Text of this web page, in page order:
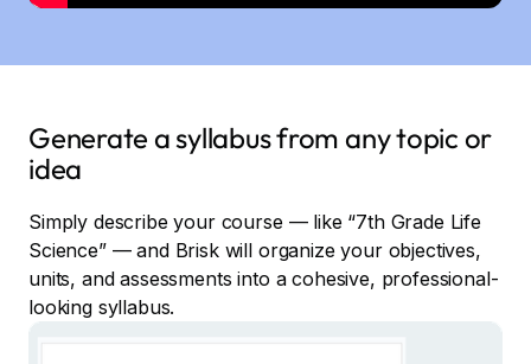
Generate a syllabus from any topic or
idea
Simply describe your course — like “7th Grade Life
Science” — and Brisk will organize your objectives,
units, and assessments into a cohesive, professional-
looking syllabus.